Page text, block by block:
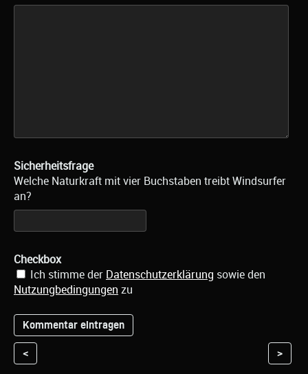
Sicherheitsfrage
Welche Naturkraft mit vier Buchstaben treibt Windsurfer
an?
Checkbox
Ich stimme der Datenschutzerklärung sowie den
Nutzungbedingungen zu
< >